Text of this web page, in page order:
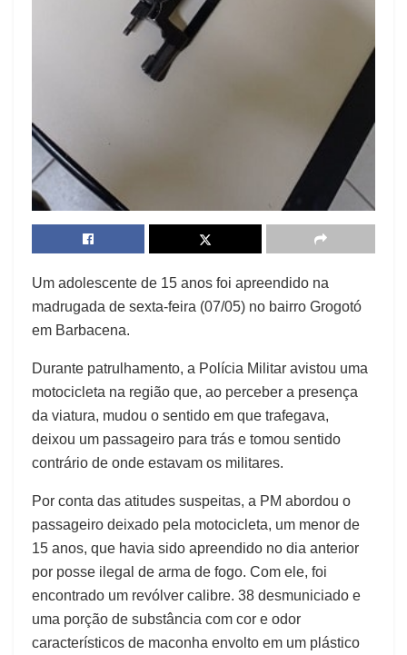
Um adolescente de 15 anos foi apreendido na
madrugada de sexta-feira (07/05) no bairro Grogotó
em Barbacena.
Durante patrulhamento, a Polícia Militar avistou uma
motocicleta na região que, ao perceber a presença
da viatura, mudou o sentido em que trafegava,
deixou um passageiro para trás e tomou sentido
contrário de onde estavam os militares.
Por conta das atitudes suspeitas, a PM abordou o
passageiro deixado pela motocicleta, um menor de
15 anos, que havia sido apreendido no dia anterior
por posse ilegal de arma de fogo. Com ele, foi
encontrado um revólver calibre. 38 desmuniciado e
uma porção de substância com cor e odor
característicos de maconha envolto em um plástico